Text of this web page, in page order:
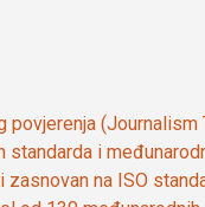
(Journalism
i
na ISO